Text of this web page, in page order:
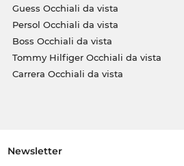
Guess Occhiali da vista
Persol Occhiali da vista
Boss Occhiali da vista
Tommy Hilfiger Occhiali da vista
Carrera Occhiali da vista
Newsletter